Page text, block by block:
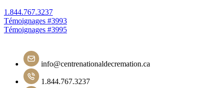
1.844.767.3237
Navigation
de
l'article
Témoignages #3993
Témoignages #3995
info@centrenationaldecremation.ca
1.844.767.3237